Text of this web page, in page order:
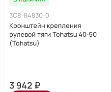
3C8-84830-0
Кронштейн крепления
рулевой тяги Tohatsu 40-50
(Tohatsu)
3 942 ₽